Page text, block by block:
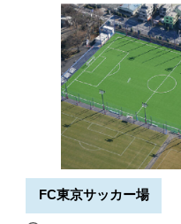
FC東京サッカー場